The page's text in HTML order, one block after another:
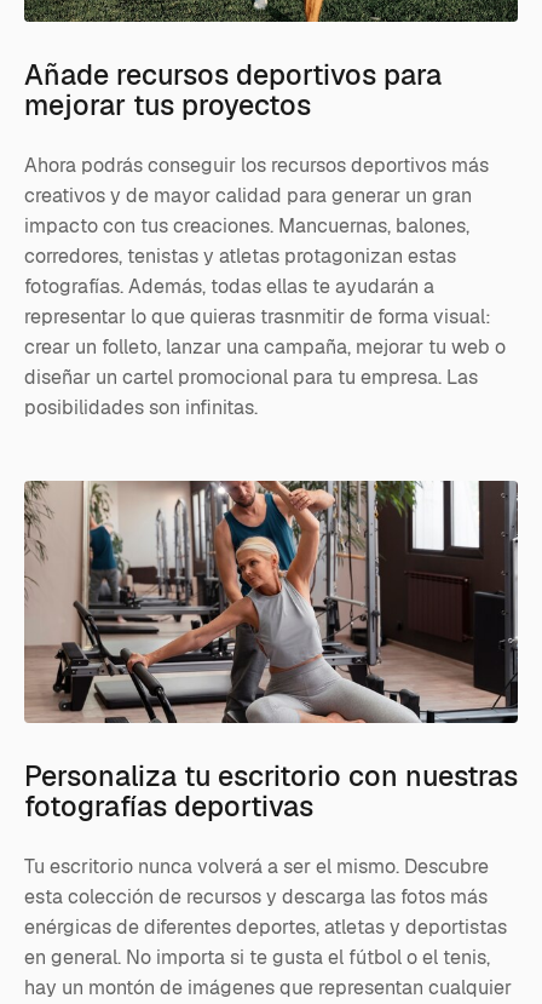
Añade recursos deportivos para
mejorar tus proyectos
Ahora podrás conseguir los recursos deportivos más
creativos y de mayor calidad para generar un gran
impacto con tus creaciones. Mancuernas, balones,
corredores, tenistas y atletas protagonizan estas
fotografías. Además, todas ellas te ayudarán a
representar lo que quieras trasnmitir de forma visual:
crear un folleto, lanzar una campaña, mejorar tu web o
diseñar un cartel promocional para tu empresa. Las
posibilidades son infinitas.
Personaliza tu escritorio con nuestras
fotografías deportivas
Tu escritorio nunca volverá a ser el mismo. Descubre
esta colección de recursos y descarga las fotos más
enérgicas de diferentes deportes, atletas y deportistas
en general. No importa si te gusta el fútbol o el tenis,
hay un montón de imágenes que representan cualquier